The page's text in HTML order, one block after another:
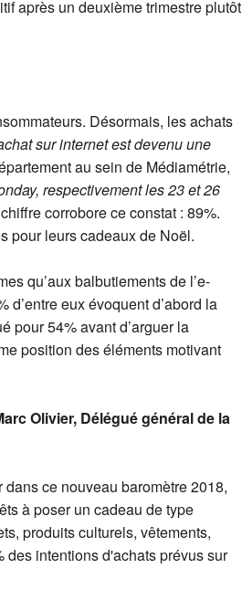
après un deuxième trimestre plutôt
Désormais, les achats
sur internet est devenu une
au sein de Médiamétrie,
respectivement les 23 et 26
corrobore ce constat : 89%.
pour leurs cadeaux de Noël.
qu’aux balbutiements de l’e-
eux évoquent d’abord la
pour 54% avant d’arguer la
position des éléments motivant
Olivier, Délégué général de la
ce nouveau baromètre 2018,
à poser un cadeau de type
produits culturels, vêtements,
intentions d'achats prévus sur